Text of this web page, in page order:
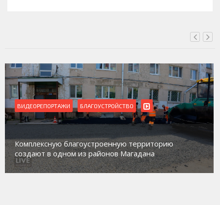
ВИДЕОРЕПОРТАЖИ БЛАГОУСТРОЙСТВО
Комплексную благоустроенную территорию
создают в одном из районов Магадана